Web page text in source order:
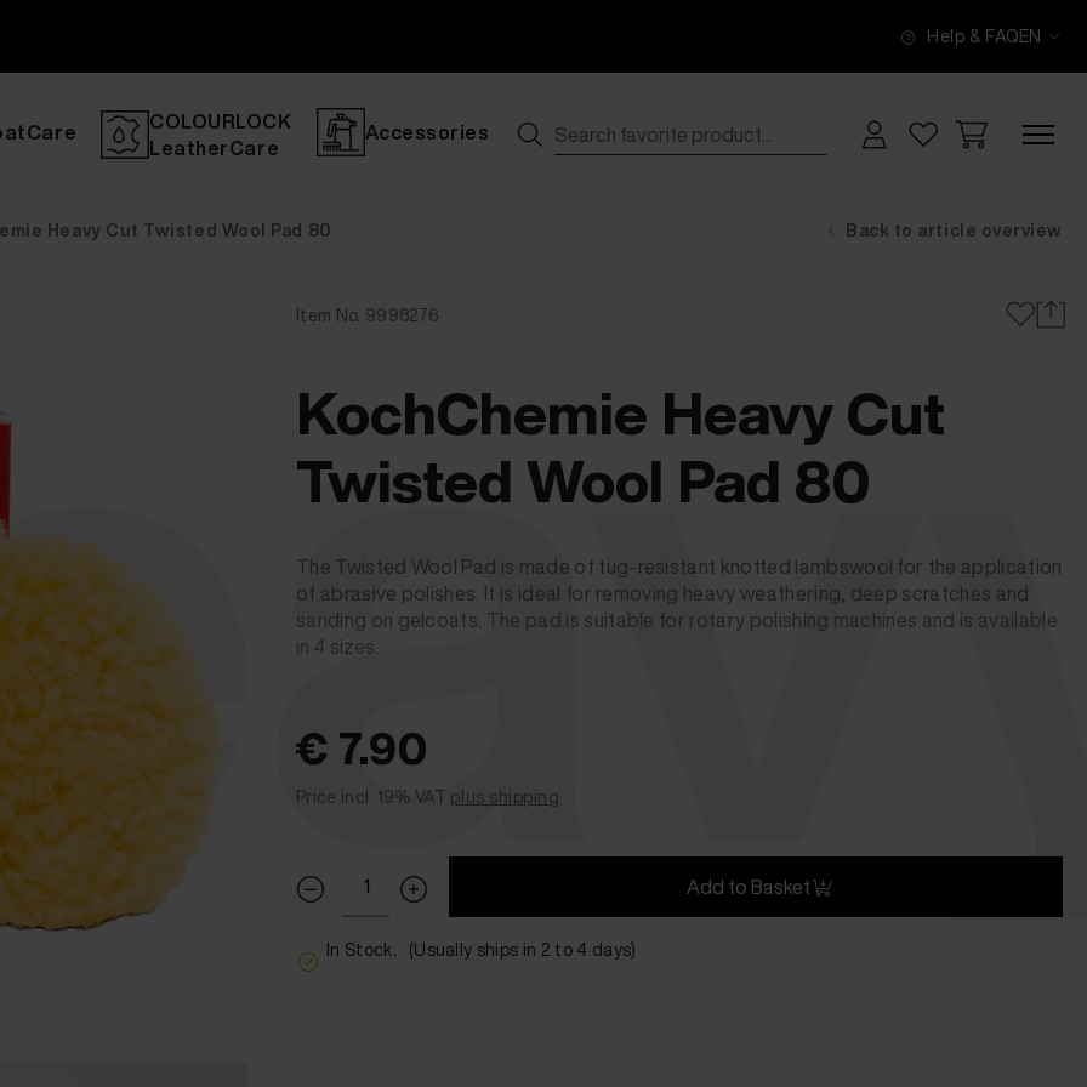
Help & FAQEN
COLOURLOCK
LeatherCare
Accessories
Heavy Cut Twisted Wool Pad 80 Back to article overview
Item No. 9998276
KochChemie Heavy Cut
Twisted Wool Pad 80
The Twisted Wool Pad is made of tug-resistant knotted lambswool for the application
of abrasive polishes. It is ideal for removing heavy weathering, deep scratches and
sanding on gelcoats. The pad is suitable for rotary polishing machines and is available
in 4 sizes.
€ 7.90
Price incl. 19% VAT plus shipping
Add to Basket
In Stock. (Usually ships in 2 to 4 days)